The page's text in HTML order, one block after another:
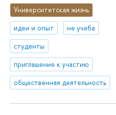
Университетская жизнь
идеи и опыт
не учеба
студенты
приглашение к участию
общественная деятельность